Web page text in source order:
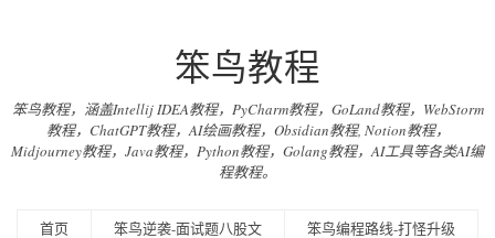
笨鸟教程
笨鸟教程，涵盖Intellij IDEA教程，PyCharm教程，GoLand教程，WebStorm
教程，ChatGPT教程，AI绘画教程，Obsidian教程, Notion教程，
Midjourney教程，Java教程，Python教程，Golang教程，AI工具等各类AI编
程教程。
首页 笨鸟逆袭-面试题八股文
笨鸟编程路线-打怪升级